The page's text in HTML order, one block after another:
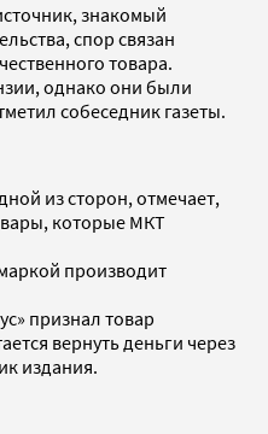
знакомый
спор связан
товара.
однако они были
собеседник газеты.
из сторон, отмечает,
которые МКТ
производит
признал товар
вернуть деньги через
издания.